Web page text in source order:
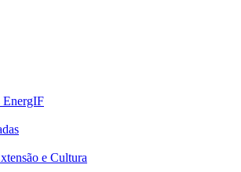
e Cultura